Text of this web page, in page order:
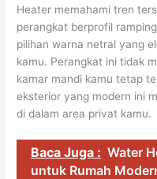
Heater memahami tren
perangkat berprofil
pilihan warna netral yang
kamu. Perangkat ini tidak
kamar mandi kamu tetap
eksterior yang modern ini
di dalam area privat kamu.
Baca Juga : Water
untuk Rumah